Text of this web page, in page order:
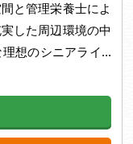
と管理栄養士によ
した周辺環境の中
想のシニアライ...